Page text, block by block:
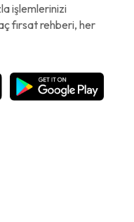
işlemlerinizi
fırsat rehberi, her